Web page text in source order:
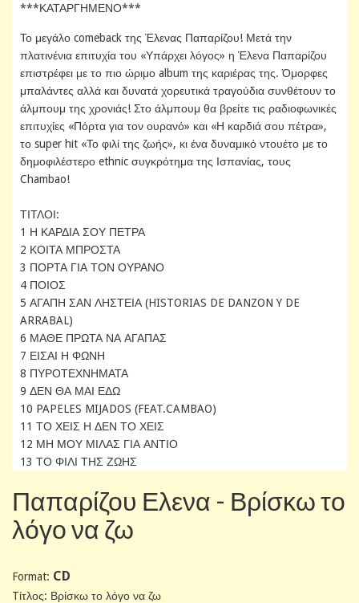
***ΚΑΤΑΡΓΗΜΕΝΟ***
Το μεγάλο comeback της Έλενας Παπαρίζου! Μετά την
πλατινένια επιτυχία του «Υπάρχει λόγος» η Έλενα Παπαρίζου
επιστρέφει με το πιο ώριμο album της καριέρας της. Όμορφες
μπαλάντες αλλά και δυνατά χορευτικά τραγούδια συνθέτουν το
άλμπουμ της χρονιάς! Στο άλμπουμ θα βρείτε τις ραδιοφωνικές
επιτυχίες «Πόρτα για τον ουρανό» και «Η καρδιά σου πέτρα»,
το super hit «Το φιλί της ζωής», κι ένα δυναμικό ντουέτο με το
δημοφιλέστερο ethnic συγκρότημα της Ισπανίας, τους
Chambao!
ΤΙΤΛΟΙ:
1 Η ΚΑΡΔΙΑ ΣΟΥ ΠΕΤΡΑ
2 ΚΟΙΤΑ ΜΠΡΟΣΤΑ
3 ΠΟΡΤΑ ΓΙΑ ΤΟΝ ΟΥΡΑΝΟ
4 ΠΟΙΟΣ
5 ΑΓΑΠΗ ΣΑΝ ΛΗΣΤΕΙΑ (HISTORIAS DE DANZON Y DE
ARRABAL)
6 ΜΑΘΕ ΠΡΩΤΑ ΝΑ ΑΓΑΠΑΣ
7 ΕΙΣΑΙ Η ΦΩΝΗ
8 ΠΥΡΟΤΕΧΝΗΜΑΤΑ
9 ΔΕΝ ΘΑ ΜΑΙ ΕΔΩ
10 PAPELES MIJADOS (FEAT.CAMBAO)
11 ΤΟ ΧΕΙΣ Η ΔΕΝ ΤΟ ΧΕΙΣ
12 ΜΗ ΜΟΥ ΜΙΛΑΣ ΓΙΑ ΑΝΤΙΟ
13 ΤΟ ΦΙΛΙ ΤΗΣ ΖΩΗΣ
Παπαρίζου Ελενα - Βρίσκω το
λόγο να ζω
Format: CD
Tίτλος: Βρίσκω το λόγο να ζω